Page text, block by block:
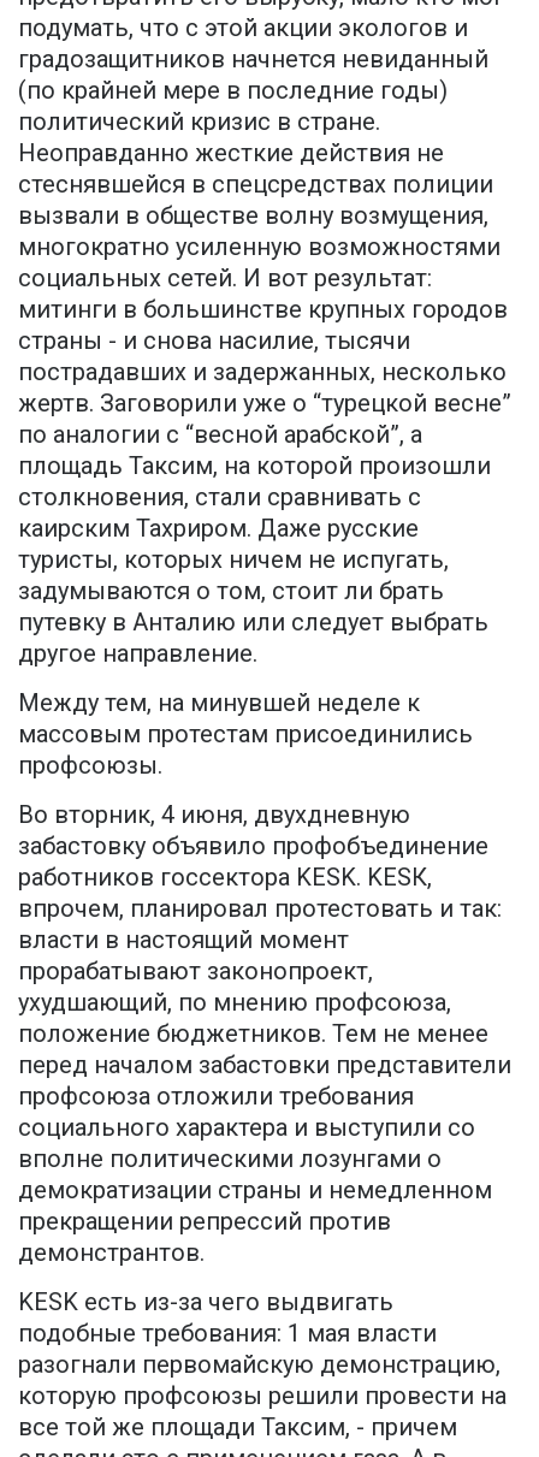
подумать, что с этой акции экологов и
градозащитников начнется невиданный
(по крайней мере в последние годы)
политический кризис в стране.
Неоправданно жесткие действия не
стеснявшейся в спецсредствах полиции
вызвали в обществе волну возмущения,
многократно усиленную возможностями
социальных сетей. И вот результат:
митинги в большинстве крупных городов
страны - и снова насилие, тысячи
пострадавших и задержанных, несколько
жертв. Заговорили уже о “турецкой весне”
по аналогии с “весной арабской”, а
площадь Таксим, на которой произошли
столкновения, стали сравнивать с
каирским Тахриром. Даже русские
туристы, которых ничем не испугать,
задумываются о том, стоит ли брать
путевку в Анталию или следует выбрать
другое направление.
Между тем, на минувшей неделе к
массовым протестам присоединились
профсоюзы.
Во вторник, 4 июня, двухдневную
забастовку объявило профобъединение
работников госсектора KESK. KESК,
впрочем, планировал протестовать и так:
власти в настоящий момент
прорабатывают законопроект,
ухудшающий, по мнению профсоюза,
положение бюджетников. Тем не менее
перед началом забастовки представители
профсоюза отложили требования
социального характера и выступили со
вполне политическими лозунгами о
демократизации страны и немедленном
прекращении репрессий против
демонстрантов.
KESK есть из-за чего выдвигать
подобные требования: 1 мая власти
разогнали первомайскую демонстрацию,
которую профсоюзы решили провести на
все той же площади Таксим, - причем